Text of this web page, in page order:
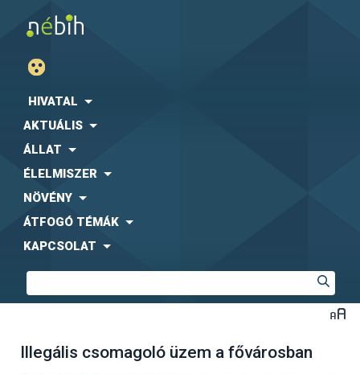
HIVATAL
AKTUÁLIS
ÁLLAT
ÉLELMISZER
NÖVÉNY
ÁTFOGÓ TÉMÁK
KAPCSOLAT
Illegális csomagoló üzem a fővárosban